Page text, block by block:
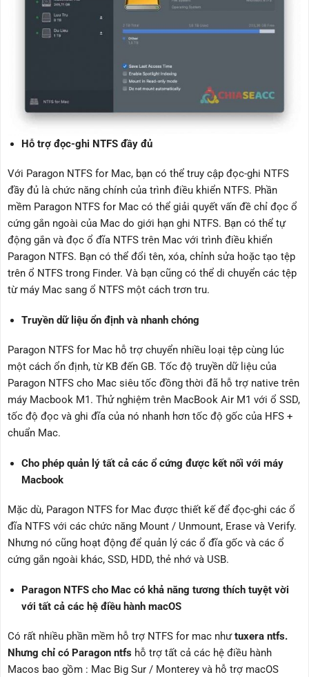
Hỗ trợ đọc-ghi NTFS đầy đủ
Với Paragon NTFS for Mac, bạn có thể truy cập đọc-ghi NTFS
đầy đủ là chức năng chính của trình điều khiển NTFS. Phần
mềm Paragon NTFS for Mac có thể giải quyết vấn đề chỉ đọc ổ
cứng gắn ngoài của Mac do giới hạn ghi NTFS. Bạn có thể tự
động gắn và đọc ổ đĩa NTFS trên Mac với trình điều khiển
Paragon NTFS. Bạn có thể đổi tên, xóa, chỉnh sửa hoặc tạo tệp
trên ổ NTFS trong Finder. Và bạn cũng có thể di chuyển các tệp
từ máy Mac sang ổ NTFS một cách trơn tru.
Truyền dữ liệu ổn định và nhanh chóng
Paragon NTFS for Mac hỗ trợ chuyển nhiều loại tệp cùng lúc
một cách ổn định, từ KB đến GB. Tốc độ truyền dữ liệu của
Paragon NTFS cho Mac siêu tốc đồng thời đã hỗ trợ native trên
máy Macbook M1. Thử nghiệm trên MacBook Air M1 với ổ SSD,
tốc độ đọc và ghi đĩa của nó nhanh hơn tốc độ gốc của HFS +
chuẩn Mac.
Cho phép quản lý tất cả các ổ cứng được kết nối với máy
Macbook
Mặc dù, Paragon NTFS for Mac được thiết kế để đọc-ghi các ổ
đĩa NTFS với các chức năng Mount / Unmount, Erase và Verify.
Nhưng nó cũng hoạt động để quản lý các ổ đĩa gốc và các ổ
cứng gắn ngoài khác, SSD, HDD, thẻ nhớ và USB.
Paragon NTFS cho Mac có khả năng tương thích tuyệt vời
với tất cả các hệ điều hành macOS
Có rất nhiều phần mềm hỗ trợ NTFS for mac nhưtuxera ntfs.
Nhưng chỉ có Paragon ntfs hỗ trợ tất cả các hệ điều hành
Macos bao gồm : Mac Big Sur / Monterey và hỗ trợ macOS